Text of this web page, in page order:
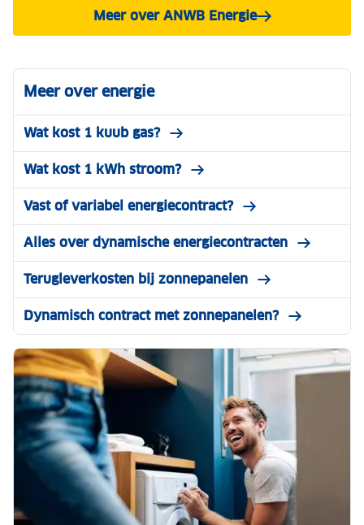
Meer over ANWB Energie
Meer over energie
Wat kost 1 kuub gas?
Wat kost 1 kWh stroom?
Vast of variabel energiecontract?
Alles over dynamische energiecontracten
Terugleverkosten bij zonnepanelen
Dynamisch contract met zonnepanelen?